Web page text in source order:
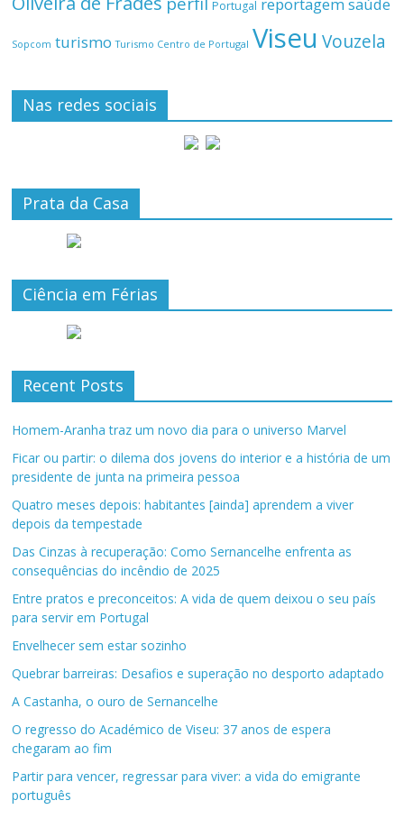
Portugal
Sopcom turismo Turismo Centro de Portugal Viseu Vouzela
Nas redes sociais
Prata da Casa
Ciência em Férias
Recent Posts
Homem-Aranha traz um novo dia para o universo Marvel
Ficar ou partir: o dilema dos jovens do interior e a história de um
presidente de junta na primeira pessoa
Quatro meses depois: habitantes [ainda] aprendem a viver
depois da tempestade
Das Cinzas à recuperação: Como Sernancelhe enfrenta as
consequências do incêndio de 2025
Entre pratos e preconceitos: A vida de quem deixou o seu país
para servir em Portugal
Envelhecer sem estar sozinho
Quebrar barreiras: Desafios e superação no desporto adaptado
A Castanha, o ouro de Sernancelhe
O regresso do Académico de Viseu: 37 anos de espera
chegaram ao fim
Partir para vencer, regressar para viver: a vida do emigrante
português